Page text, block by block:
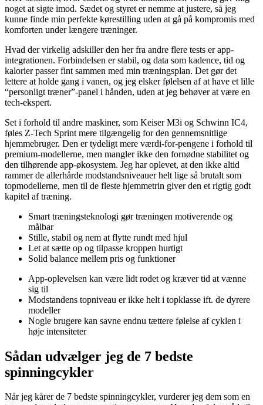
noget at sigte imod. Sædet og styret er nemme at justere, så jeg
kunne finde min perfekte kørestilling uden at gå på kompromis med
komforten under længere træninger.
Hvad der virkelig adskiller den her fra andre flere tests er app-
integrationen. Forbindelsen er stabil, og data som kadence, tid og
kalorier passer fint sammen med min træningsplan. Det gør det
lettere at holde gang i vanen, og jeg elsker følelsen af at have et lille
“personligt træner”-panel i hånden, uden at jeg behøver at være en
tech-ekspert.
Set i forhold til andre maskiner, som Keiser M3i og Schwinn IC4,
føles Z-Tech Sprint mere tilgængelig for den gennemsnitlige
hjemmebruger. Den er tydeligt mere værdi-for-pengene i forhold til
premium-modellerne, men mangler ikke den fornødne stabilitet og
den tilhørende app-økosystem. Jeg har oplevet, at den ikke altid
rammer de allerhårde modstandsniveauer helt lige så brutalt som
topmodellerne, men til de fleste hjemmetrin giver den et rigtig godt
kapitel af træning.
Smart træningsteknologi gør træningen motiverende og
målbar
Stille, stabil og nem at flytte rundt med hjul
Let at sætte op og tilpasse kroppen hurtigt
Solid balance mellem pris og funktioner
App-oplevelsen kan være lidt rodet og kræver tid at vænne
sig til
Modstandens topniveau er ikke helt i topklasse ift. de dyrere
modeller
Nogle brugere kan savne endnu tættere følelse af cyklen i
høje intensiteter
Sådan udvælger jeg de 7 bedste
spinningcykler
Når jeg kårer de 7 bedste spinningcykler, vurderer jeg dem som en